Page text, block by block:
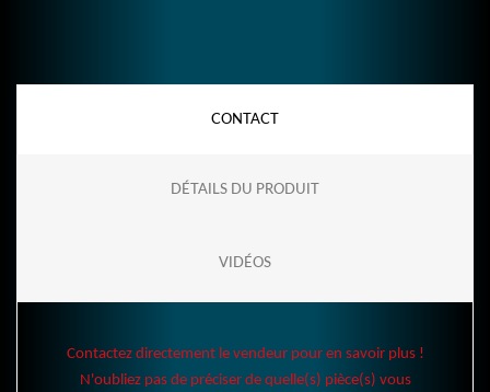
CONTACT
DÉTAILS DU PRODUIT
VIDÉOS
Contactez directement le vendeur pour en savoir plus !
N'oubliez pas de préciser de quelle(s) pièce(s) vous